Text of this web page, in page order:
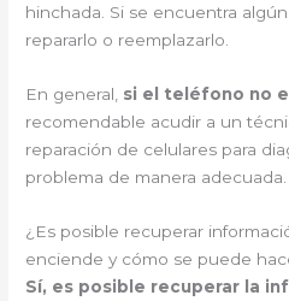
hinchada. Si se encuentra
repararlo o reemplazarlo.
En general, si el teléfono no
recomendable acudir a un
reparación de celulares para
problema de manera adecuada.
¿Es posible recuperar
enciende y cómo se puede
Sí, es posible recuperar la